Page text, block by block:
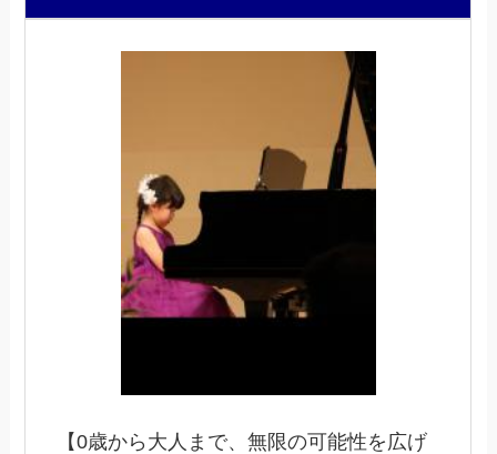
【0歳から大人まで、無限の可能性を広げ